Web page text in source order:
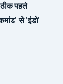
ठीक पहले
से 'इंडो'